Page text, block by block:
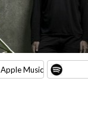
Apple Music